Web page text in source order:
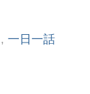
, 一日一話